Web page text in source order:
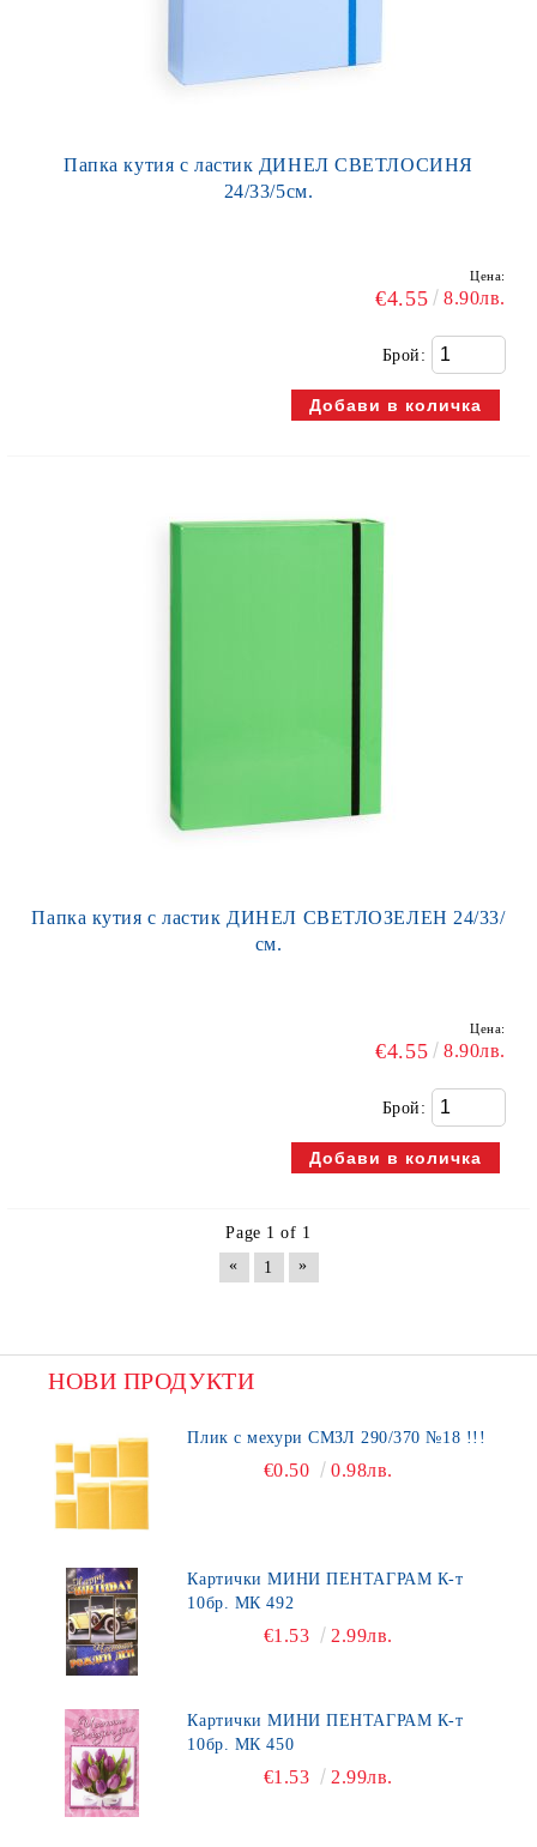
Папка кутия с ластик ДИНЕЛ СВЕТЛОСИНЯ
24/33/5см.
Цена:
€4.55 8.90лв.
Брой:
Папка кутия с ластик ДИНЕЛ СВЕТЛОЗЕЛЕН 24/33/
см.
Цена:
€4.55 8.90лв.
Брой:
Page 1 of 1
«
1 »
НОВИ ПРОДУКТИ
Плик с мехури СМЗЛ 290/370 №18 !!!
€0.50 0.98лв.
Картички МИНИ ПЕНТАГРАМ К-т
10бр. МК 492
€1.53 2.99лв.
Картички МИНИ ПЕНТАГРАМ К-т
10бр. МК 450
€1.53 2.99лв.